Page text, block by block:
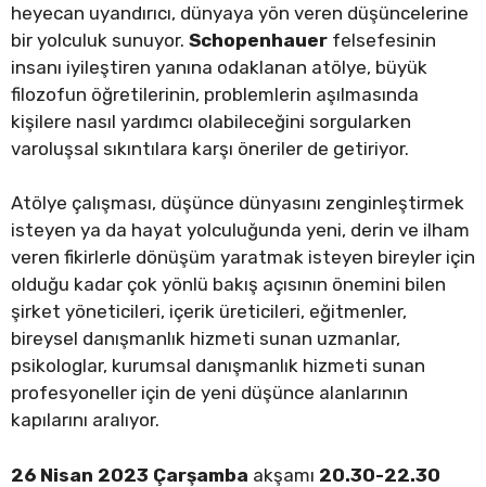
heyecan uyandırıcı, dünyaya yön veren düşüncelerine
bir yolculuk sunuyor. Schopenhauer felsefesinin
insanı iyileştiren yanına odaklanan atölye, büyük
filozofun öğretilerinin, problemlerin aşılmasında
kişilere nasıl yardımcı olabileceğini sorgularken
varoluşsal sıkıntılara karşı öneriler de getiriyor.
Atölye çalışması, düşünce dünyasını zenginleştirmek
isteyen ya da hayat yolculuğunda yeni, derin ve ilham
veren fikirlerle dönüşüm yaratmak isteyen bireyler için
olduğu kadar çok yönlü bakış açısının önemini bilen
şirket yöneticileri, içerik üreticileri, eğitmenler,
bireysel danışmanlık hizmeti sunan uzmanlar,
psikologlar, kurumsal danışmanlık hizmeti sunan
profesyoneller için de yeni düşünce alanlarının
kapılarını aralıyor.
26 Nisan 2023 Çarşamba akşamı 20.30-22.30